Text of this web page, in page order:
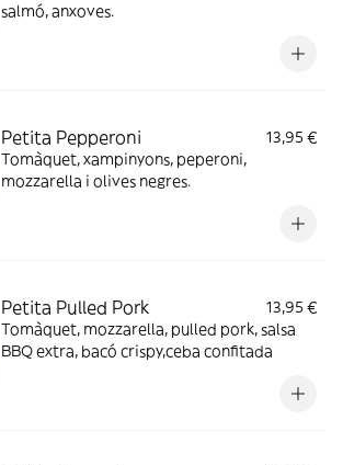
salmó, anxoves.
Petita Pepperoni
13,95 €
Tomàquet, xampinyons, peperoni,
mozzarella i olives negres.
Petita Pulled Pork
13,95 €
Tomàquet, mozzarella, pulled pork, salsa
BBQ extra, bacó crispy,ceba confitada